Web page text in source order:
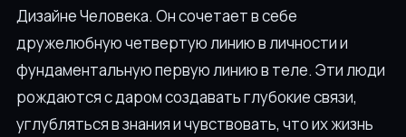
Дизайне Человека. Он сочетает в себе
дружелюбную четвертую линию в личности и
фундаментальную первую линию в теле. Эти люди
рождаются с даром создавать глубокие связи,
углубляться в знания и чувствовать, что их жизнь